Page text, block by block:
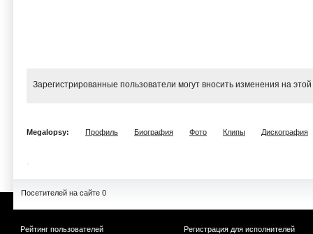
Зарегистрированные пользователи могут вносить изменения на
Megalopsy: Профиль Биография Фото Клипы Дискография
Посетителей на сайте 0
Рейтинг пользователей
Регистрация для исполнителей